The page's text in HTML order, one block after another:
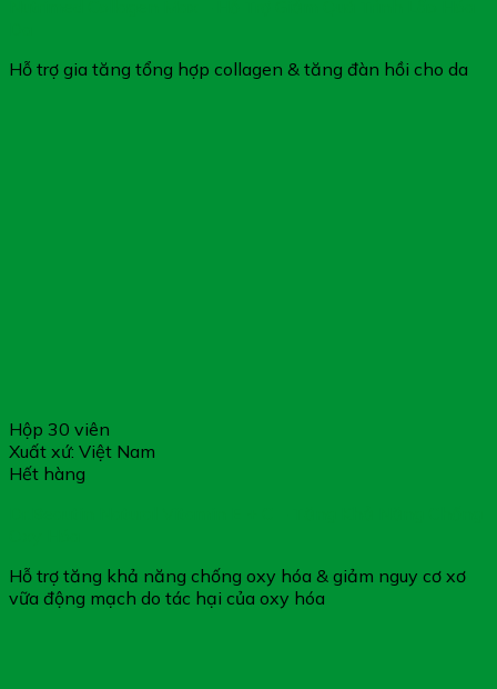
Hỗ trợ gia tăng tổng hợp collagen & tăng đàn hồi cho da
Hộp 30 viên
Xuất xứ: Việt Nam
Hết hàng
Hỗ trợ tăng khả năng chống oxy hóa & giảm nguy cơ xơ
vữa động mạch do tác hại của oxy hóa